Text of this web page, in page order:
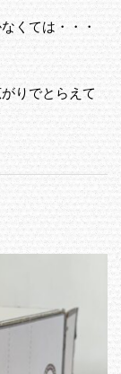
くては・・・
りでとらえて